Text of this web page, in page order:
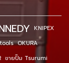
KNIPEX
OKURA
ขายปั๊ม Tsurumi